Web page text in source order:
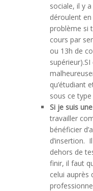
sociale, il y
déroulent
problème si
cours par
ou 13h de
supérieur).SI
qu’étudiant
sous ce
Si je suis
travailler
bénéficier
d’insertion.
dehors de
finir, il faut
celui auprès